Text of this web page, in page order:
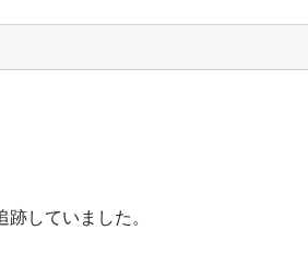
していました。